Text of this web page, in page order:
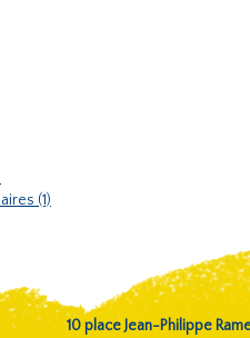
(1)
10 place Jean-Philippe